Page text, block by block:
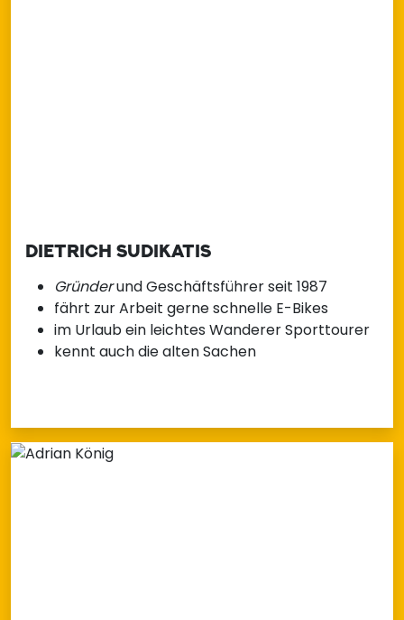
DIETRICH SUDIKATIS
Gründerund Geschäftsführer seit 1987
fährt zur Arbeit gerne schnelle E-Bikes
im Urlaub ein leichtes Wanderer Sporttourer
kennt auch die alten Sachen